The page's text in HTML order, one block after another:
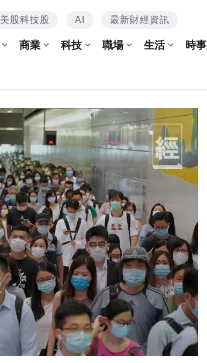
美股科技股 AI 最新財經資訊
商業 科技 職場 生活 時事